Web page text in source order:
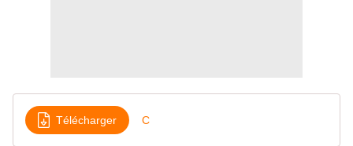
Télécharger C